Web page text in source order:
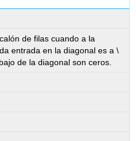
de filas cuando a la
entrada en la diagonal es a\
de la diagonal son ceros.